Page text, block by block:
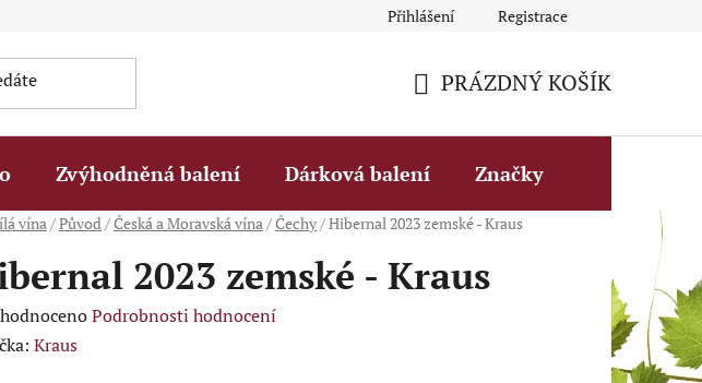
Fakturační údaje
Přihlášení Registrace
KOŠÍK
PRÁZDNÝ KOŠÍK
Zvýhodněná balení Dárková balení Značky
vína/Původ/Česká a Moravská vína/Čechy/Hibernal 2023 zemské - Kraus
2023 zemské - Kraus
Podrobnosti hodnocení
Kraus